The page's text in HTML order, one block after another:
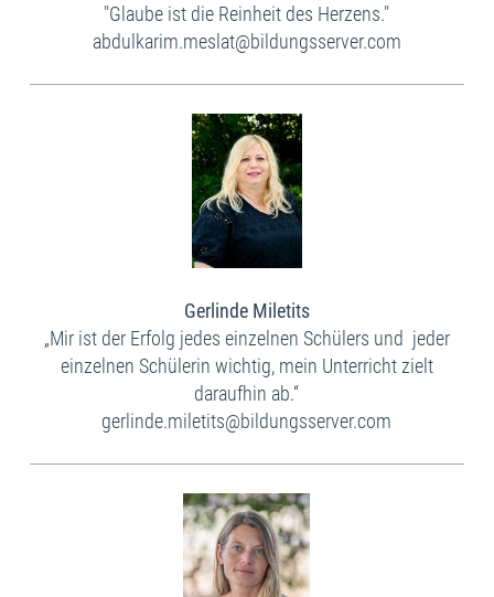
"Glaube ist die Reinheit des Herzens."
abdulkarim.meslat@bildungsserver.com
Gerlinde Miletits
„Mir ist der Erfolg jedes einzelnen Schülers und jeder
einzelnen Schülerin wichtig, mein Unterricht zielt
daraufhin ab.“​
gerlinde.miletits@bildungsserver.com​